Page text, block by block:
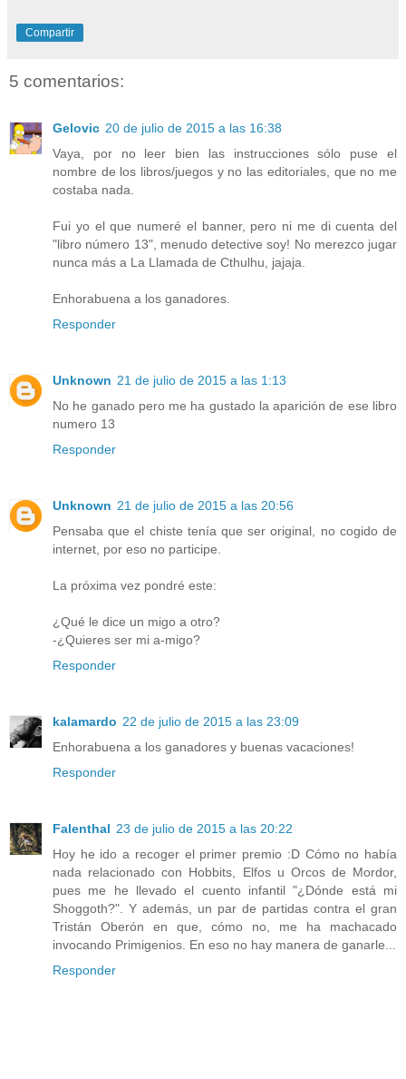
Compartir
5 comentarios:
Gelovic 20 de julio de 2015 a las 16:38
Vaya, por no leer bien las instrucciones sólo puse el
nombre de los libros/juegos y no las editoriales, que no me
costaba nada.
Fui yo el que numeré el banner, pero ni me di cuenta del
"libro número 13", menudo detective soy! No merezco jugar
nunca más a La Llamada de Cthulhu, jajaja.
Enhorabuena a los ganadores.
Responder
Unknown 21 de julio de 2015 a las 1:13
No he ganado pero me ha gustado la aparición de ese libro
numero 13
Responder
Unknown 21 de julio de 2015 a las 20:56
Pensaba que el chiste tenía que ser original, no cogido de
internet, por eso no participe.
La próxima vez pondré este:
¿Qué le dice un migo a otro?
-¿Quieres ser mi a-migo?
Responder
kalamardo 22 de julio de 2015 a las 23:09
Enhorabuena a los ganadores y buenas vacaciones!
Responder
Falenthal 23 de julio de 2015 a las 20:22
Hoy he ido a recoger el primer premio :D Cómo no había
nada relacionado con Hobbits, Elfos u Orcos de Mordor,
pues me he llevado el cuento infantil "¿Dónde está mi
Shoggoth?". Y además, un par de partidas contra el gran
Tristán Oberón en que, cómo no, me ha machacado
invocando Primigenios. En eso no hay manera de ganarle...
Responder